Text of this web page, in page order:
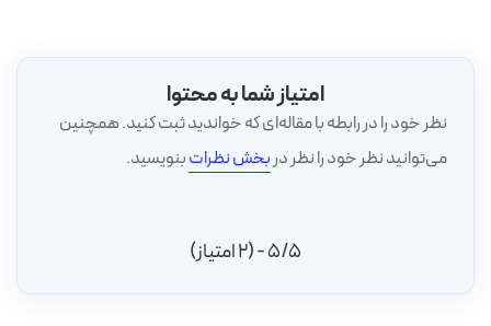
امتیاز شما به محتوا
نظر خود را در رابطه با مقاله‌ای که خواندید ثبت کنید. همچنین
می‌توانید نظر خود را نظر دربخش نظراتبنویسید.
5/5 - (2 امتیاز)